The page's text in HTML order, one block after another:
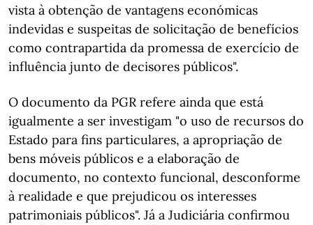
vista à obtenção de vantagens económicas
indevidas e suspeitas de solicitação de benefícios
como contrapartida da promessa de exercício de
influência junto de decisores públicos".
O documento da PGR refere ainda que está
igualmente a ser investigam "o uso de recursos do
Estado para fins particulares, a apropriação de
bens móveis públicos e a elaboração de
documento, no contexto funcional, desconforme
à realidade e que prejudicou os interesses
patrimoniais públicos". Já a Judiciária confirmou